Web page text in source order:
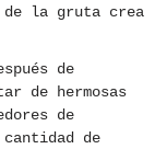
la gruta crea
de
de hermosas
de
de